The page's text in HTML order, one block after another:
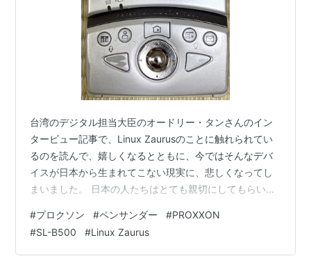
台湾のデジタル担当大臣のオードリー・タンさんのイン
タービュー記事で、Linux Zaurusのことに触れられてい
るのを読んで、嬉しくなるとともに、今ではそんなデバ
イスが日本から生まれてこない現実に、悲しくなってし
まいました。 日本の人たちはとても親切にしてもらいま
ャープ・ザウルスのような、Linuxを搭載してプログラム
ができる、信じられないようなデバイスがありました。
www.huffingtonpost.jp Linux Zaurusは最初3種類のライ
#プロクソン #ペンサンダー #PROXXON
#SL-B500 #Linux Zaurus